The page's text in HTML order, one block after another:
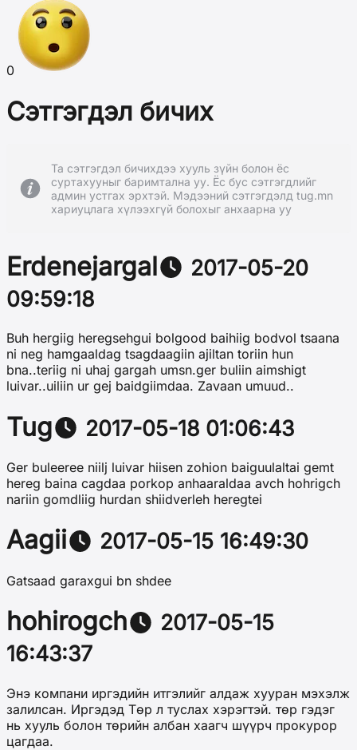
0
Сэтгэгдэл бичих
Та сэтгэгдэл бичихдээ хууль зүйн болон ёс
суртахууныг баримтална уу. Ёс бус сэтгэгдлийг
админ устгах эрхтэй. Мэдээний сэтгэгдэлд tug.mn
хариуцлага хүлээхгүй болохыг анхаарна уу
Erdenejargal
2017-05-20
09:59:18
Buh hergiig heregsehgui bolgood baihiig bodvol tsaana
ni neg hamgaaldag tsagdaagiin ajiltan toriin hun
bna..teriig ni uhaj gargah umsn.ger buliin aimshigt
luivar..uiliin ur gej baidgiimdaa. Zavaan umuud..
Tug 2017-05-18 01:06:43
Ger buleeree niilj luivar hiisen zohion baiguulaltai gemt
hereg baina cagdaa porkop anhaaraldaa avch hohrigch
nariin gomdliig hurdan shiidverleh heregtei
Aagii 2017-05-15 16:49:30
Gatsaad garaxgui bn shdee
hohirogch
2017-05-15
16:43:37
Энэ компани иргэдийн итгэлийг алдаж хууран мэхэлж
залилсан. Иргэдэд Төр л туслах хэрэгтэй. төр гэдэг
нь хууль болон төрийн албан хаагч шүүрч прокурор
цагдаа.